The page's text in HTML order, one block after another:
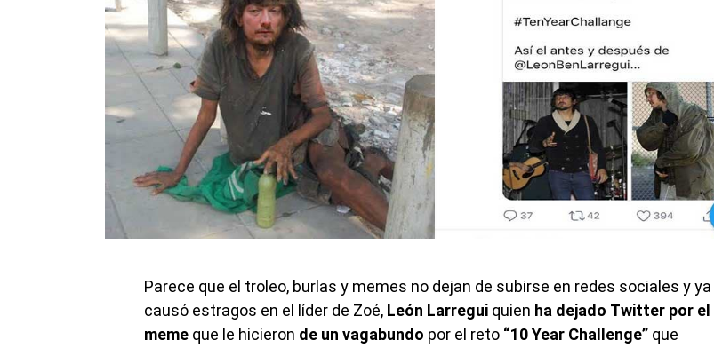
Parece que el troleo, burlas y memes no dejan de subirse en redes sociales y ya
causó estragos en el líder de Zoé, León Larregui quien ha dejado Twitter por el
meme que le hicieron de un vagabundo por el reto “10 Year Challenge” que